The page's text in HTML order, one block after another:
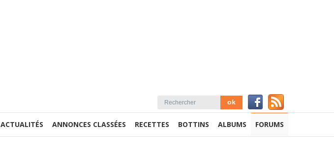
ACTUALITÉS ANNONCES CLASSÉES RECETTES BOTTINS ALBUMS FORUMS